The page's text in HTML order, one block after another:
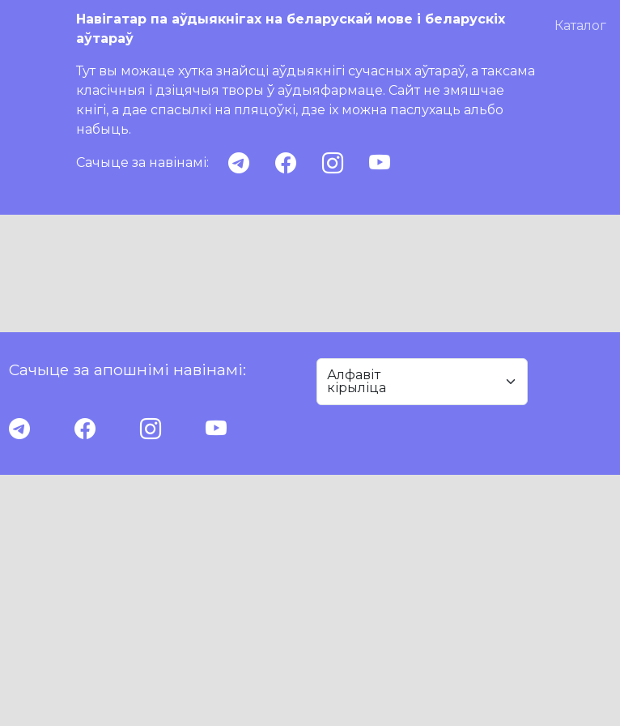
Навігатар па аўдыякнігах на беларускай мове і беларускіх
аўтараў
Тут вы можаце хутка знайсці аўдыякнігі сучасных аўтараў, а таксама
класічныя і дзіцячыя творы ў аўдыяфармаце. Сайт не змяшчае
кнігі, а дае спасылкі на пляцоўкі, дзе іх можна паслухаць альбо
набыць.
Сачыце за навінамі:
Каталог
Сачыце за апошнімі навінамі: Алфавіт